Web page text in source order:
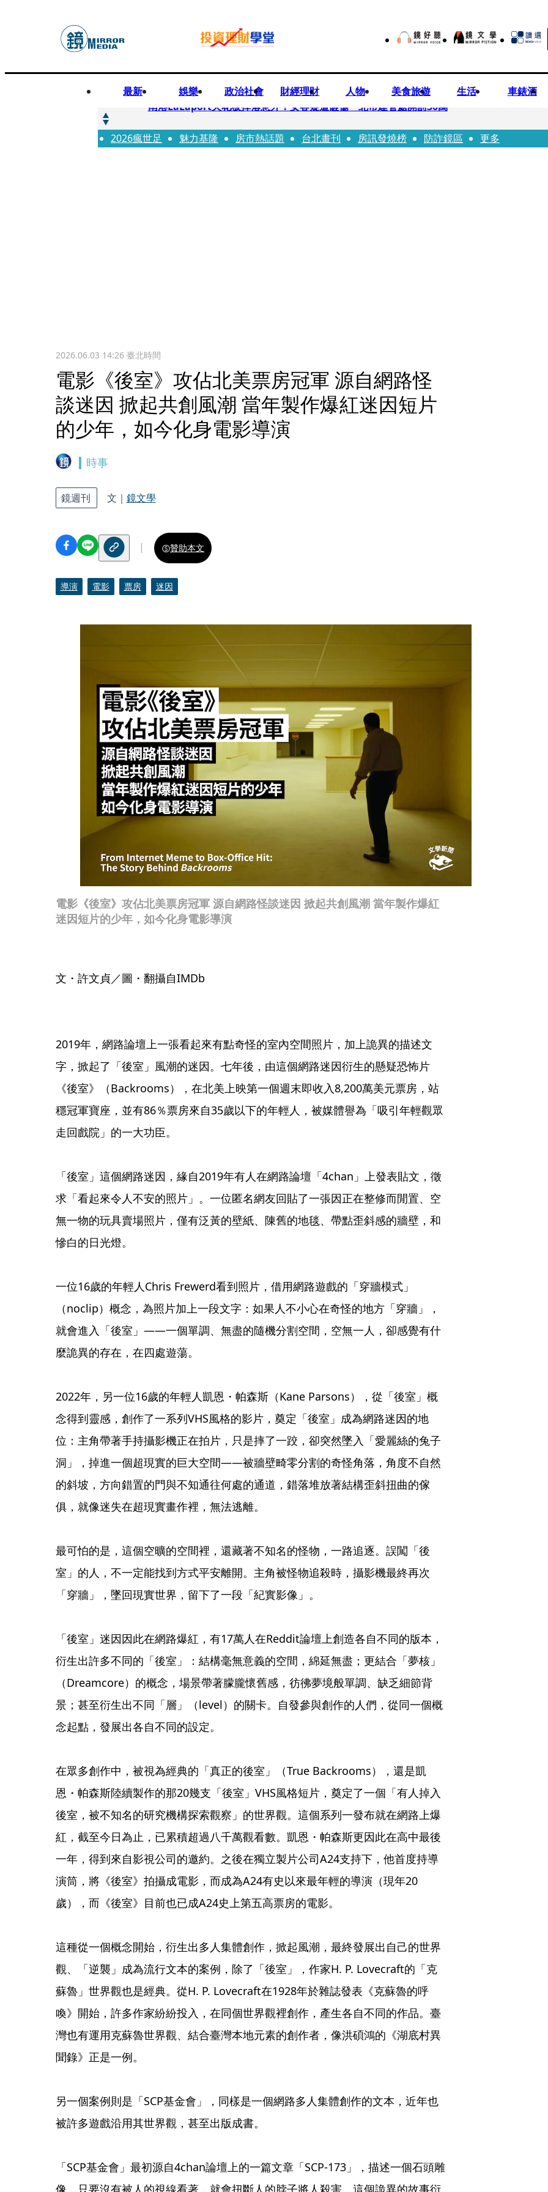
最新 娛樂 政治社會 財經理財 人物 美食旅遊 生活 車錶酒
快訊
南港LaLaport天花板掉落意外！女客疑遭砸傷 北市建管處開罰30萬
快訊
川普又出招！多晶矽產品課15%關稅12月生效 經濟部回應了
2026瘋世足 魅力基隆 房市熱話題 台北畫刊 房訊發燒榜 防詐鏡區 更多
2026.06.03 14:26臺北時間
電影《後室》攻佔北美票房冠軍 源自網路怪
談迷因 掀起共創風潮 當年製作爆紅迷因短片
的少年，如今化身電影導演
時事
電影《後室》攻佔北美票房冠軍 源自網路怪談迷因 掀起共創風潮 當年製作爆紅
迷因短片的少年，如今化身電影導演
鏡週刊 文｜ 鏡文學
贊助本文
導演 電影 票房 迷因
文・許文貞／圖・翻攝自IMDb
2019年，網路論壇上一張看起來有點奇怪的室內空間照片，加上詭異的描述文
字，掀起了「後室」風潮的迷因。七年後，由這個網路迷因衍生的懸疑恐怖片
《後室》（Backrooms），在北美上映第一個週末即收入8,200萬美元票房，站
穩冠軍寶座，並有86％票房來自35歲以下的年輕人，被媒體譽為「吸引年輕觀眾
走回戲院」的一大功臣。
「後室」這個網路迷因，緣自2019年有人在網路論壇「4chan」上發表貼文，徵
求「看起來令人不安的照片」。一位匿名網友回貼了一張因正在整修而閒置、空
無一物的玩具賣場照片，僅有泛黃的壁紙、陳舊的地毯、帶點歪斜感的牆壁，和
慘白的日光燈。
一位16歲的年輕人Chris Frewerd看到照片，借用網路遊戲的「穿牆模式」
（noclip）概念，為照片加上一段文字：如果人不小心在奇怪的地方「穿牆」，
就會進入「後室」——一個單調、無盡的隨機分割空間，空無一人，卻感覺有什
麼詭異的存在，在四處遊蕩。
2022年，另一位16歲的年輕人凱恩・帕森斯（Kane Parsons），從「後室」概
念得到靈感，創作了一系列VHS風格的影片，奠定「後室」成為網路迷因的地
位：主角帶著手持攝影機正在拍片，只是摔了一跤，卻突然墜入「愛麗絲的兔子
洞」，掉進一個超現實的巨大空間——被牆壁畸零分割的奇怪角落，角度不自然
的斜坡，方向錯置的門與不知通往何處的通道，錯落堆放著結構歪斜扭曲的傢
俱，就像迷失在超現實畫作裡，無法逃離。
最可怕的是，這個空曠的空間裡，還藏著不知名的怪物，一路追逐。誤闖「後
室」的人，不一定能找到方式平安離開。主角被怪物追殺時，攝影機最終再次
「穿牆」，墜回現實世界，留下了一段「紀實影像」。
「後室」迷因因此在網路爆紅，有17萬人在Reddit論壇上創造各自不同的版本，
衍生出許多不同的「後室」：結構毫無意義的空間，綿延無盡；更結合「夢核」
（Dreamcore）的概念，場景帶著朦朧懷舊感，彷彿夢境般單調、缺乏細節背
景；甚至衍生出不同「層」（level）的關卡。自發參與創作的人們，從同一個概
念起點，發展出各自不同的設定。
在眾多創作中，被視為經典的「真正的後室」（True Backrooms），還是凱
恩・帕森斯陸續製作的那20幾支「後室」VHS風格短片，奠定了一個「有人掉入
後室，被不知名的研究機構探索觀察」的世界觀。這個系列一發布就在網路上爆
紅，截至今日為止，已累積超過八千萬觀看數。凱恩・帕森斯更因此在高中最後
一年，得到來自影視公司的邀約。之後在獨立製片公司A24支持下，他首度持導
演筒，將《後室》拍攝成電影，而成為A24有史以來最年輕的導演（現年20
歲），而《後室》目前也已成A24史上第五高票房的電影。
這種從一個概念開始，衍生出多人集體創作，掀起風潮，最終發展出自己的世界
觀、「逆襲」成為流行文本的案例，除了「後室」，作家H. P. Lovecraft的「克
蘇魯」世界觀也是經典。從H. P. Lovecraft在1928年於雜誌發表《克蘇魯的呼
喚》開始，許多作家紛紛投入，在同個世界觀裡創作，產生各自不同的作品。臺
灣也有運用克蘇魯世界觀、結合臺灣本地元素的創作者，像洪碩鴻的《湖底村異
聞錄》正是一例。
另一個案例則是「SCP基金會」，同樣是一個網路多人集體創作的文本，近年也
被許多遊戲沿用其世界觀，甚至出版成書。
「SCP基金會」最初源自4chan論壇上的一篇文章「SCP-173」，描述一個石頭雕